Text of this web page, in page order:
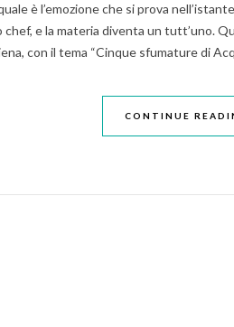
è l’emozione che si prova
e la materia diventa un tutt’uno.
con il tema “Cinque sfumature di
CONTINUE